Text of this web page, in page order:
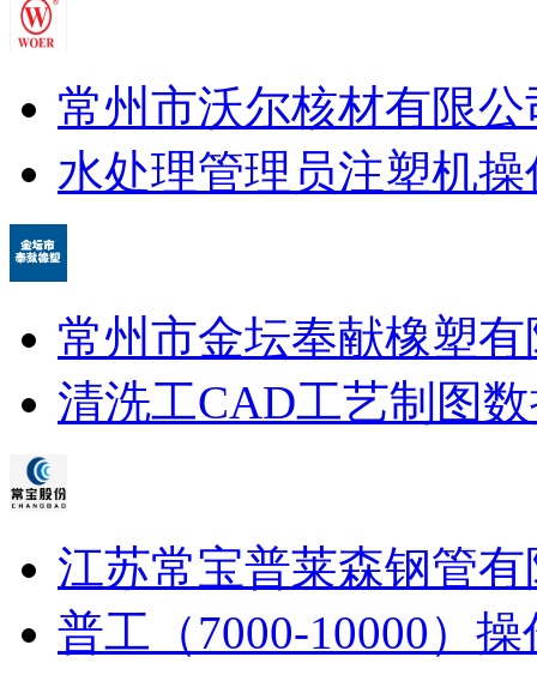
常州市沃尔核材有限公
水处理管理员注塑机操
常州市金坛奉献橡塑
清洗工CAD工艺制图
江苏常宝普莱森钢管
普工（7000-10000） 操